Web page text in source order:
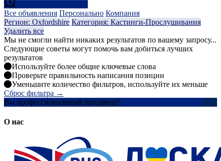
Все объявления Персонально Компания
Регион: Oxfordshire Категория: Кастинги-Прослушивания
Удалить все
Мы не смогли найти никаких результатов по вашему запросу...
Следующие советы могут помочь вам добиться лучших
результатов
Используйте более общие ключевые слова
Проверьте правильность написания позиции
Уменьшите количество фильтров, используйте их меньше
Сброс фильтра →
Вы профессиональный продавец?
О нас